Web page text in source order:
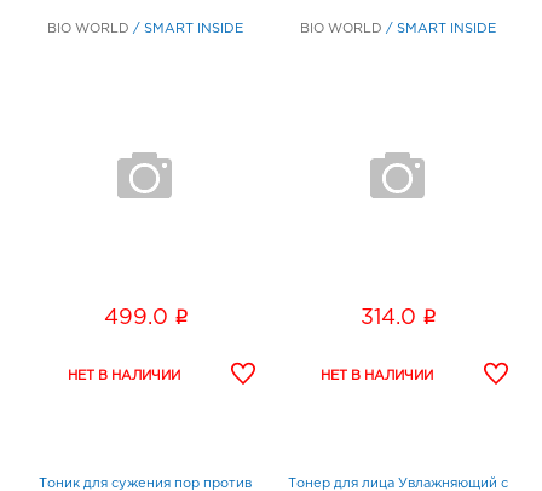
BIO WORLD / SMART INSIDE
499.0 i
BIO WORLD / SMART INSIDE
314.0 i
Тоник для сужения пор против
Тонер для лица Увлажняющий с